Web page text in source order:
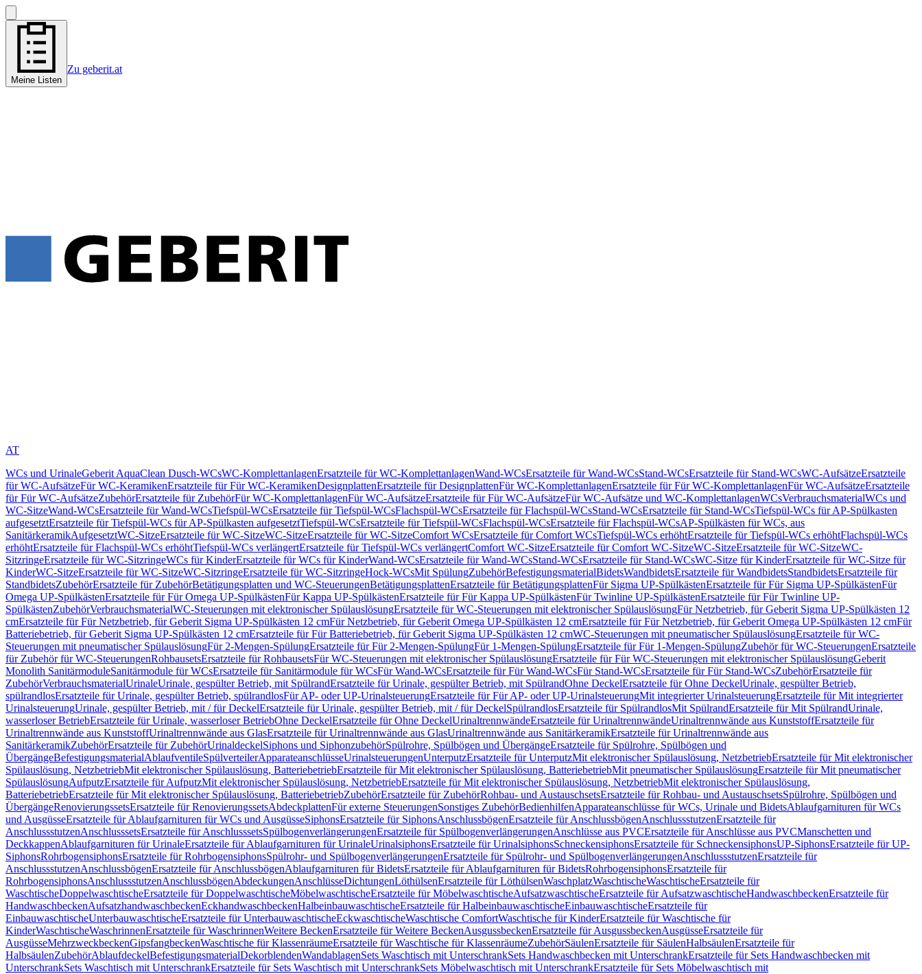
Meine Listen
Zu geberit.at
AT
WCs und UrinaleGeberit AquaClean Dusch-WCsWC-KomplettanlagenErsatzteile für WC-KomplettanlagenWand-WCsErsatzteile für Wand-WCsStand-WCsErsatzteile für Stand-WCsWC-AufsätzeErsatzteile
für WC-AufsätzeFür WC-KeramikenErsatzteile für Für WC-KeramikenDesignplattenErsatzteile für DesignplattenFür WC-KomplettanlagenErsatzteile für Für WC-KomplettanlagenFür WC-AufsätzeErsatzteile
für Für WC-AufsätzeZubehörErsatzteile für ZubehörFür WC-KomplettanlagenFür WC-AufsätzeErsatzteile für Für WC-AufsätzeFür WC-Aufsätze und WC-KomplettanlagenWCsVerbrauchsmaterialWCs und
WC-SitzeWand-WCsErsatzteile für Wand-WCsTiefspül-WCsErsatzteile für Tiefspül-WCsFlachspül-WCsErsatzteile für Flachspül-WCsStand-WCsErsatzteile für Stand-WCsTiefspül-WCs für AP-Spülkasten
aufgesetztErsatzteile für Tiefspül-WCs für AP-Spülkasten aufgesetztTiefspül-WCsErsatzteile für Tiefspül-WCsFlachspül-WCsErsatzteile für Flachspül-WCsAP-Spülkästen für WCs, aus
SanitärkeramikAufgesetztWC-SitzeErsatzteile für WC-SitzeWC-SitzeErsatzteile für WC-SitzeComfort WCsErsatzteile für Comfort WCsTiefspül-WCs erhöhtErsatzteile für Tiefspül-WCs erhöhtFlachspül-WCs
erhöhtErsatzteile für Flachspül-WCs erhöhtTiefspül-WCs verlängertErsatzteile für Tiefspül-WCs verlängertComfort WC-SitzeErsatzteile für Comfort WC-SitzeWC-SitzeErsatzteile für WC-SitzeWC-
SitzringeErsatzteile für WC-SitzringeWCs für KinderErsatzteile für WCs für KinderWand-WCsErsatzteile für Wand-WCsStand-WCsErsatzteile für Stand-WCsWC-Sitze für KinderErsatzteile für WC-Sitze für
KinderWC-SitzeErsatzteile für WC-SitzeWC-SitzringeErsatzteile für WC-SitzringeHock-WCsMit SpülungZubehörBefestigungsmaterialBidetsWandbidetsErsatzteile für WandbidetsStandbidetsErsatzteile für
StandbidetsZubehörErsatzteile für ZubehörBetätigungsplatten und WC-SteuerungenBetätigungsplattenErsatzteile für BetätigungsplattenFür Sigma UP-SpülkästenErsatzteile für Für Sigma UP-SpülkästenFür
Omega UP-SpülkästenErsatzteile für Für Omega UP-SpülkästenFür Kappa UP-SpülkästenErsatzteile für Für Kappa UP-SpülkästenFür Twinline UP-SpülkästenErsatzteile für Für Twinline UP-
SpülkästenZubehörVerbrauchsmaterialWC-Steuerungen mit elektronischer SpülauslösungErsatzteile für WC-Steuerungen mit elektronischer SpülauslösungFür Netzbetrieb, für Geberit Sigma UP-Spülkästen 12
cmErsatzteile für Für Netzbetrieb, für Geberit Sigma UP-Spülkästen 12 cmFür Netzbetrieb, für Geberit Omega UP-Spülkästen 12 cmErsatzteile für Für Netzbetrieb, für Geberit Omega UP-Spülkästen 12 cmFür
Batteriebetrieb, für Geberit Sigma UP-Spülkästen 12 cmErsatzteile für Für Batteriebetrieb, für Geberit Sigma UP-Spülkästen 12 cmWC-Steuerungen mit pneumatischer SpülauslösungErsatzteile für WC-
Steuerungen mit pneumatischer SpülauslösungFür 2-Mengen-SpülungErsatzteile für Für 2-Mengen-SpülungFür 1-Mengen-SpülungErsatzteile für Für 1-Mengen-SpülungZubehör für WC-SteuerungenErsatzteile
für Zubehör für WC-SteuerungenRohbausetsErsatzteile für RohbausetsFür WC-Steuerungen mit elektronischer SpülauslösungErsatzteile für Für WC-Steuerungen mit elektronischer SpülauslösungGeberit
Monolith SanitärmoduleSanitärmodule für WCsErsatzteile für Sanitärmodule für WCsFür Wand-WCsErsatzteile für Für Wand-WCsFür Stand-WCsErsatzteile für Für Stand-WCsZubehörErsatzteile für
ZubehörVerbrauchsmaterialUrinaleUrinale, gespülter Betrieb, mit SpülrandErsatzteile für Urinale, gespülter Betrieb, mit SpülrandOhne DeckelErsatzteile für Ohne DeckelUrinale, gespülter Betrieb,
spülrandlosErsatzteile für Urinale, gespülter Betrieb, spülrandlosFür AP- oder UP-UrinalsteuerungErsatzteile für Für AP- oder UP-UrinalsteuerungMit integrierter UrinalsteuerungErsatzteile für Mit integrierter
UrinalsteuerungUrinale, gespülter Betrieb, mit / für DeckelErsatzteile für Urinale, gespülter Betrieb, mit / für DeckelSpülrandlosErsatzteile für SpülrandlosMit SpülrandErsatzteile für Mit SpülrandUrinale,
wasserloser BetriebErsatzteile für Urinale, wasserloser BetriebOhne DeckelErsatzteile für Ohne DeckelUrinaltrennwändeErsatzteile für UrinaltrennwändeUrinaltrennwände aus KunststoffErsatzteile für
Urinaltrennwände aus KunststoffUrinaltrennwände aus GlasErsatzteile für Urinaltrennwände aus GlasUrinaltrennwände aus SanitärkeramikErsatzteile für Urinaltrennwände aus
SanitärkeramikZubehörErsatzteile für ZubehörUrinaldeckelSiphons und SiphonzubehörSpülrohre, Spülbögen und ÜbergängeErsatzteile für Spülrohre, Spülbögen und
ÜbergängeBefestigungsmaterialAblaufventileSpülverteilerApparateanschlüsseUrinalsteuerungenUnterputzErsatzteile für UnterputzMit elektronischer Spülauslösung, NetzbetriebErsatzteile für Mit elektronischer
Spülauslösung, NetzbetriebMit elektronischer Spülauslösung, BatteriebetriebErsatzteile für Mit elektronischer Spülauslösung, BatteriebetriebMit pneumatischer SpülauslösungErsatzteile für Mit pneumatischer
SpülauslösungAufputzErsatzteile für AufputzMit elektronischer Spülauslösung, NetzbetriebErsatzteile für Mit elektronischer Spülauslösung, NetzbetriebMit elektronischer Spülauslösung,
BatteriebetriebErsatzteile für Mit elektronischer Spülauslösung, BatteriebetriebZubehörErsatzteile für ZubehörRohbau- und AustauschsetsErsatzteile für Rohbau- und AustauschsetsSpülrohre, Spülbögen und
ÜbergängeRenovierungssetsErsatzteile für RenovierungssetsAbdeckplattenFür externe SteuerungenSonstiges ZubehörBedienhilfenApparateanschlüsse für WCs, Urinale und BidetsAblaufgarnituren für WCs
und AusgüsseErsatzteile für Ablaufgarnituren für WCs und AusgüsseSiphonsErsatzteile für SiphonsAnschlussbögenErsatzteile für AnschlussbögenAnschlussstutzenErsatzteile für
AnschlussstutzenAnschlusssetsErsatzteile für AnschlusssetsSpülbogenverlängerungenErsatzteile für SpülbogenverlängerungenAnschlüsse aus PVCErsatzteile für Anschlüsse aus PVCManschetten und
DeckkappenAblaufgarnituren für UrinaleErsatzteile für Ablaufgarnituren für UrinaleUrinalsiphonsErsatzteile für UrinalsiphonsSchneckensiphonsErsatzteile für SchneckensiphonsUP-SiphonsErsatzteile für UP-
SiphonsRohrbogensiphonsErsatzteile für RohrbogensiphonsSpülrohr- und SpülbogenverlängerungenErsatzteile für Spülrohr- und SpülbogenverlängerungenAnschlussstutzenErsatzteile für
AnschlussstutzenAnschlussbögenErsatzteile für AnschlussbögenAblaufgarnituren für BidetsErsatzteile für Ablaufgarnituren für BidetsRohrbogensiphonsErsatzteile für
RohrbogensiphonsAnschlussstutzenAnschlussbögenAbdeckungenAnschlüsseDichtungenLöthülsenErsatzteile für LöthülsenWaschplatzWaschtischeWaschtischeErsatzteile für
WaschtischeDoppelwaschtischeErsatzteile für DoppelwaschtischeMöbelwaschtischeErsatzteile für MöbelwaschtischeAufsatzwaschtischeErsatzteile für AufsatzwaschtischeHandwaschbeckenErsatzteile für
HandwaschbeckenAufsatzhandwaschbeckenEckhandwaschbeckenHalbeinbauwaschtischeErsatzteile für HalbeinbauwaschtischeEinbauwaschtischeErsatzteile für
EinbauwaschtischeUnterbauwaschtischeErsatzteile für UnterbauwaschtischeEckwaschtischeWaschtische ComfortWaschtische für KinderErsatzteile für Waschtische für
KinderWaschtischeWaschrinnenErsatzteile für WaschrinnenWeitere BeckenErsatzteile für Weitere BeckenAusgussbeckenErsatzteile für AusgussbeckenAusgüsseErsatzteile für
AusgüsseMehrzweckbeckenGipsfangbeckenWaschtische für KlassenräumeErsatzteile für Waschtische für KlassenräumeZubehörSäulenErsatzteile für SäulenHalbsäulenErsatzteile für
HalbsäulenZubehörAblaufdeckelBefestigungsmaterialDekorblendenWandablagenSets Waschtisch mit UnterschrankSets Handwaschbecken mit UnterschrankErsatzteile für Sets Handwaschbecken mit
UnterschrankSets Waschtisch mit UnterschrankErsatzteile für Sets Waschtisch mit UnterschrankSets Möbelwaschtisch mit UnterschrankErsatzteile für Sets Möbelwaschtisch mit